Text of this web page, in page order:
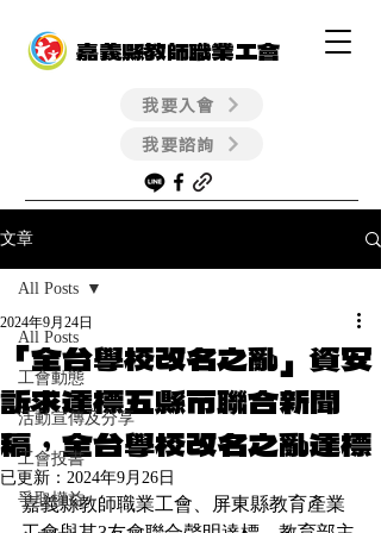
嘉義縣教師職業工會
我要諮詢
我要入會
文章
All Posts
工會動態
活動宣傳及分享
工會投書
爭取權益
All Posts
「全台學校改名之亂」資安
訴求達標五縣市聯合新聞
稿，全台學校改名之亂達標
2024年9月24日
已更新： 2024年9月26日
嘉義縣教師職業工會、屏東縣教育產業